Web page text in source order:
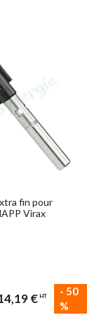
fin pour
Virax
€ HT - 50
%